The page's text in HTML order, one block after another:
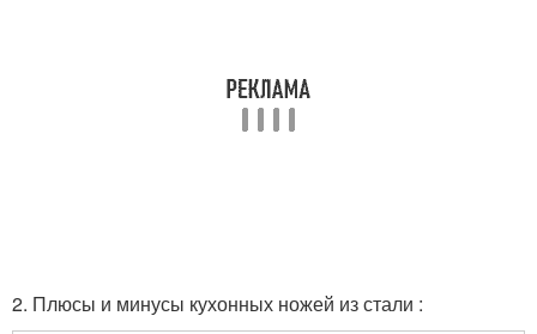
2. Плюсы и минусы кухонных ножей из стали :